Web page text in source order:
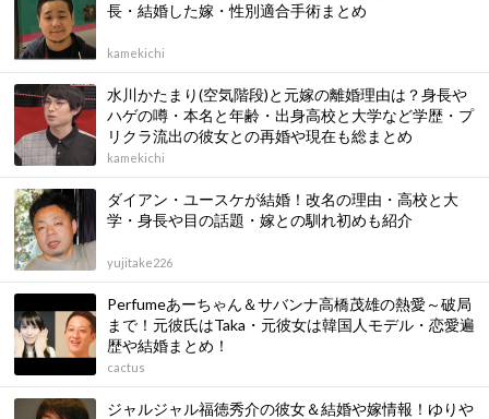
長・結婚した嫁・性別適合手術まとめ
kamekichi
水川かたまり(空気階段)と元嫁の離婚理由は？身長や
ハゲの噂・本名と年齢・出身高校と大学など学歴・プ
リクラ流出の彼女との再婚や現在も総まとめ
kamekichi
ダイアン・ユースケが結婚！改名の理由・高校と大
学・身長や目の話題・嫁との馴れ初めも紹介
yujitake226
Perfumeあーちゃん＆サバンナ高橋茂雄の熱愛～破局
まで！元彼氏はTaka・元彼女は韓国人モデル・恋愛遍
歴や結婚まとめ！
cactus
ジャルジャル福徳秀介の彼女＆結婚や嫁情報！ゆりや